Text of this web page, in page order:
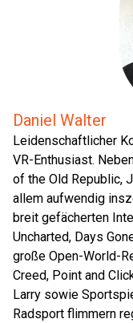
Daniel Walter
Leidenschaftlicher
VR-Enthusiast.
of the Old Republic,
allem aufwendig
breit gefächerten
Uncharted, Days
große Open-World-
Creed, Point and
Larry sowie
Radsport flimmern